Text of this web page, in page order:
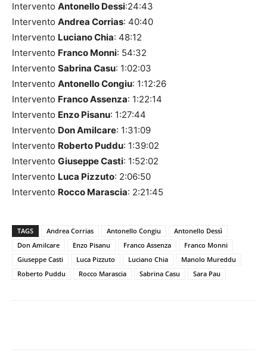
Intervento Antonello Dessi:24:43
Intervento Andrea Corrias: 40:40
Intervento Luciano Chia: 48:12
Intervento Franco Monni: 54:32
Intervento Sabrina Casu: 1:02:03
Intervento Antonello Congiu: 1:12:26
Intervento Franco Assenza: 1:22:14
Intervento Enzo Pisanu: 1:27:44
Intervento Don Amilcare: 1:31:09
Intervento Roberto Puddu: 1:39:02
Intervento Giuseppe Casti: 1:52:02
Intervento Luca Pizzuto: 2:06:50
Intervento Rocco Marascia: 2:21:45
TAGS Andrea Corrias Antonello Congiu
Antonello Dessì
Don Amilcare
Enzo Pisanu Franco Assenza
Franco Monni
Giuseppe Casti
Luca Pizzuto Luciano Chia
Manolo Mureddu
Roberto Puddu
Rocco Marascia Sabrina Casu Sara Pau